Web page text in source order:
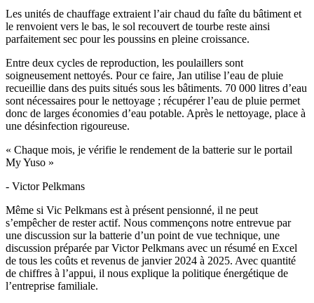
Les unités de chauffage extraient l’air chaud du faîte du bâtiment et
le renvoient vers le bas, le sol recouvert de tourbe reste ainsi
parfaitement sec pour les poussins en pleine croissance.
Entre deux cycles de reproduction, les poulaillers sont
soigneusement nettoyés. Pour ce faire, Jan utilise l’eau de pluie
recueillie dans des puits situés sous les bâtiments. 70 000 litres d’eau
sont nécessaires pour le nettoyage ; récupérer l’eau de pluie permet
donc de larges économies d’eau potable. Après le nettoyage, place à
une désinfection rigoureuse.
« Chaque mois, je vérifie le rendement de la batterie sur le portail
My Yuso »
- Victor Pelkmans
Même si Vic Pelkmans est à présent pensionné, il ne peut
s’empêcher de rester actif. Nous commençons notre entrevue par
une discussion sur la batterie d’un point de vue technique, une
discussion préparée par Victor Pelkmans avec un résumé en Excel
de tous les coûts et revenus de janvier 2024 à 2025. Avec quantité
de chiffres à l’appui, il nous explique la politique énergétique de
l’entreprise familiale.